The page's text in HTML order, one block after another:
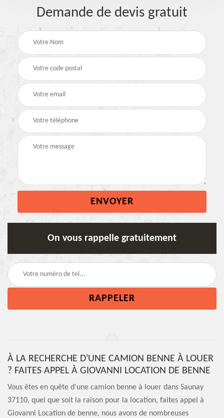
Demande de devis gratuit
On vous rappelle gratuitement
À LA RECHERCHE D'UNE CAMION BENNE À LOUER
? FAITES APPEL À GIOVANNI LOCATION DE BENNE
Vous êtes en quête d'une camion benne à louer dans Saunay
37110, quel que soit la raison pour la location, faites appel à
Giovanni Location de benne, nous avons de nombreuses